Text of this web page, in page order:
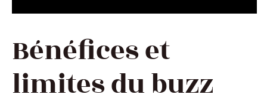
Bénéfices et
limites du buzz